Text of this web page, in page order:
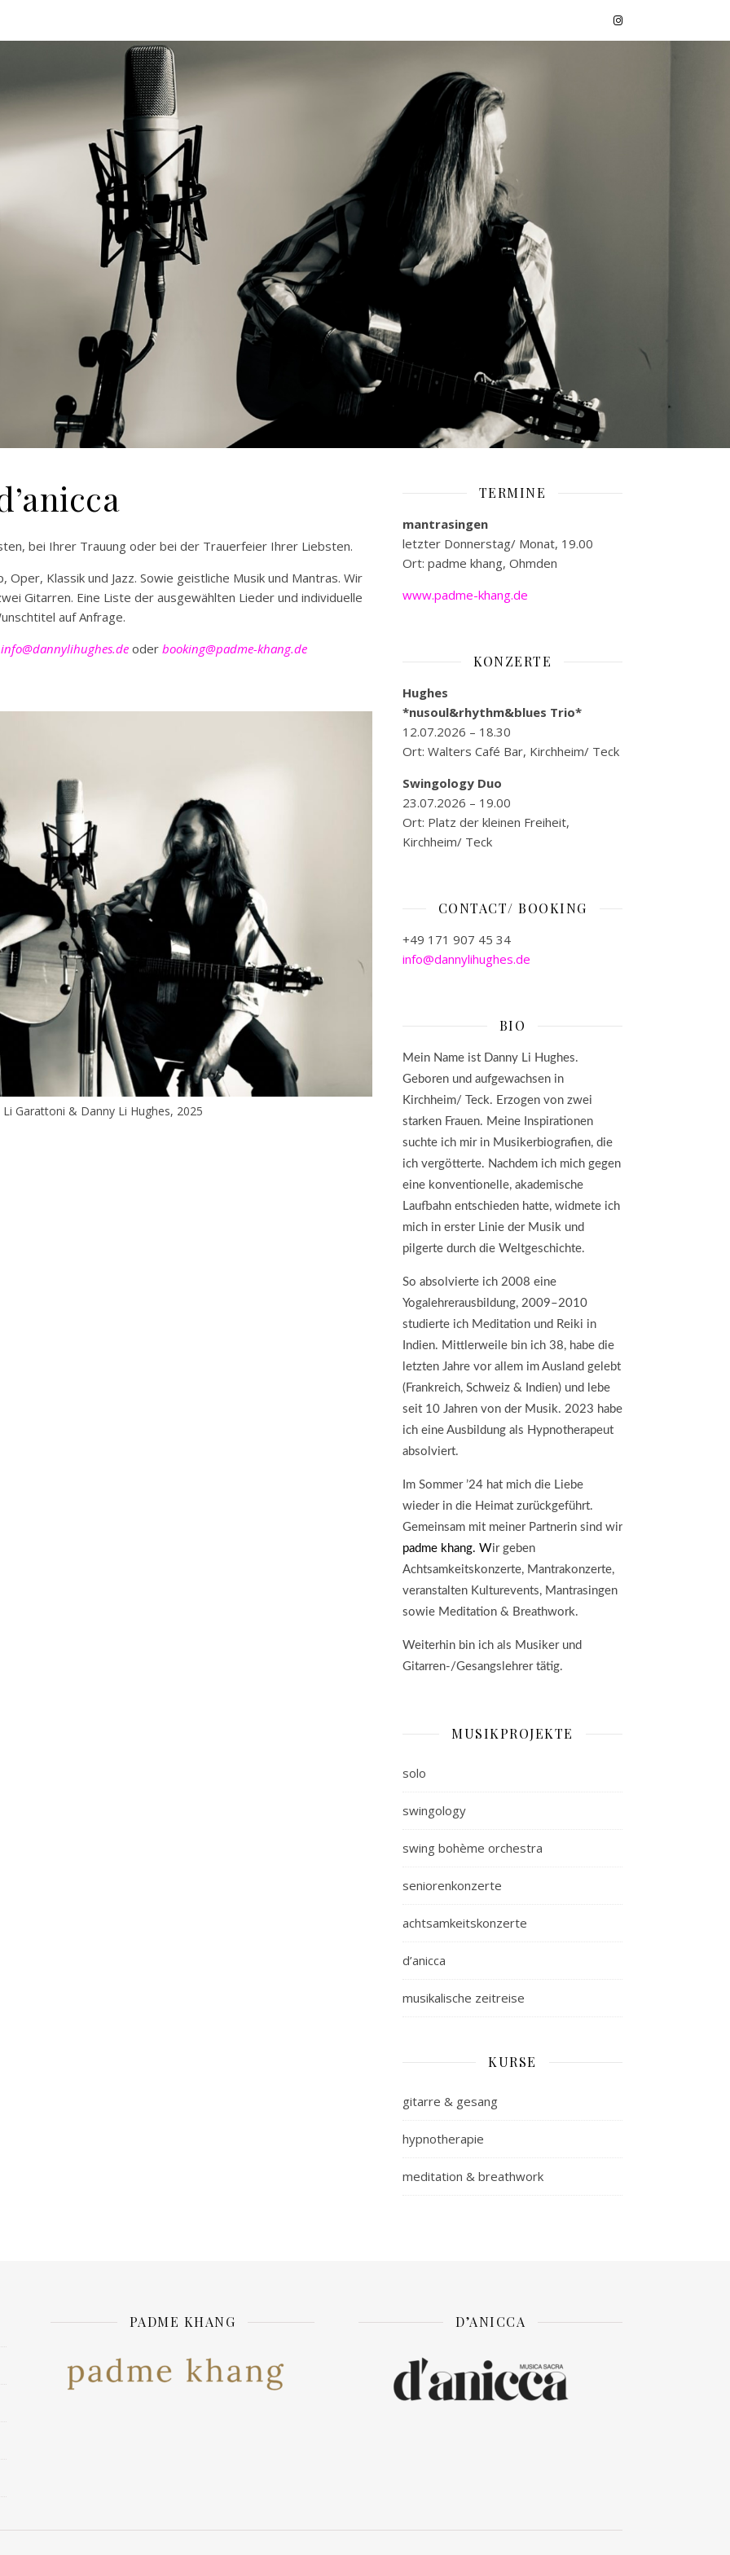
bei Ihrer Trauung oder bei der Trauerfeier Ihrer Liebsten.
Klassik und Jazz. Sowie geistliche Musik und Mantras. Wir
Gitarren. Eine Liste der ausgewählten Lieder und individuelle
auf Anfrage.
info@dannylihughes.deoder booking@padme-khang.de
Li Garattoni & Danny Li Hughes, 2025
TERMINE
mantrasingen
letzter Donnerstag/ Monat, 19.00
Ort: padme khang, Ohmden
www.padme-khang.de
KONZERTE
Hughes
*nusoul&rhythm&blues Trio*
12.07.2026 – 18.30
Ort: Walters Café Bar, Kirchheim/ Teck
Swingology Duo
23.07.2026 – 19.00
Ort: Platz der kleinen Freiheit,
Kirchheim/ Teck
CONTACT/ BOOKING
+49 171 907 45 34
info@dannylihughes.de
BIO
Mein Name ist Danny Li Hughes.
Geboren und aufgewachsen in
Kirchheim/ Teck. Erzogen von zwei
starken Frauen. Meine Inspirationen
suchte ich mir in Musikerbiografien, die
ich vergötterte. Nachdem ich mich gegen
eine konventionelle, akademische
Laufbahn entschieden hatte, widmete ich
mich in erster Linie der Musik und
pilgerte durch die Weltgeschichte.
So absolvierte ich 2008 eine
Yogalehrerausbildung, 2009–2010
studierte ich Meditation und Reiki in
Indien. M ittlerweile bin ich 38, habe die
letzten Jahre vor allem im Ausland gelebt
(Frankreich, Schweiz & Indien) und lebe
seit 10 Jahren von der Musik. 2023 habe
ich eine Ausbildung als Hypnotherapeut
absolviert.
Im Sommer ’24 hat mich die Liebe
wieder in die Heimat zurückgeführt.
Gemeinsam mit meiner Partnerin sind wir
padme khang. Wir geben
Achtsamkeitskonzerte, Mantrakonzerte,
veranstalten Kulturevents, Mantrasingen
sowie Meditation & Breathwork.
Weiterhin bin ich als Musiker und
Gitarren-/Gesangslehrer tätig.
MUSIKPROJEKTE
solo
swingology
swing bohème orchestra
seniorenkonzerte
achtsamkeitskonzerte
d’anicca
musikalische zeitreise
KURSE
gitarre & gesang
hypnotherapie
meditation & breathwork
PADME KHANG D’ANICCA